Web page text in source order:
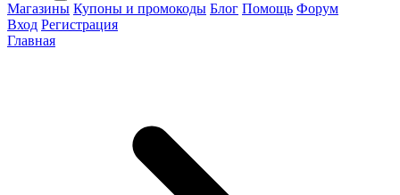
Магазины Купоны и промокоды Блог Помощь Форум
Вход Регистрация
Главная